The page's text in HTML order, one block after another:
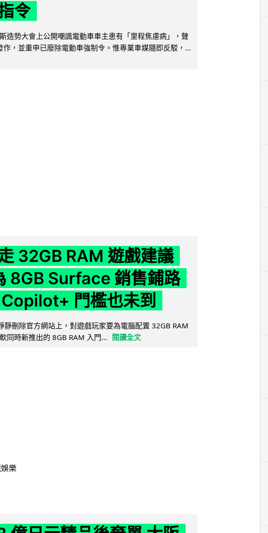
令
造勢大會上公開嘲諷電動車車主患有「里程焦慮病」，聲
作，並重申已廢除電動車強制令。惟專業車媒隨即反駁，...
32GB RAM 遊戲建議
8GB Surface 銷售鋪路
門檻也未到
刪除官方網站上，對遊戲玩家要為電腦配置 32GB RAM
同時新推出的 8GB RAM 入門... 閱讀全文
樂